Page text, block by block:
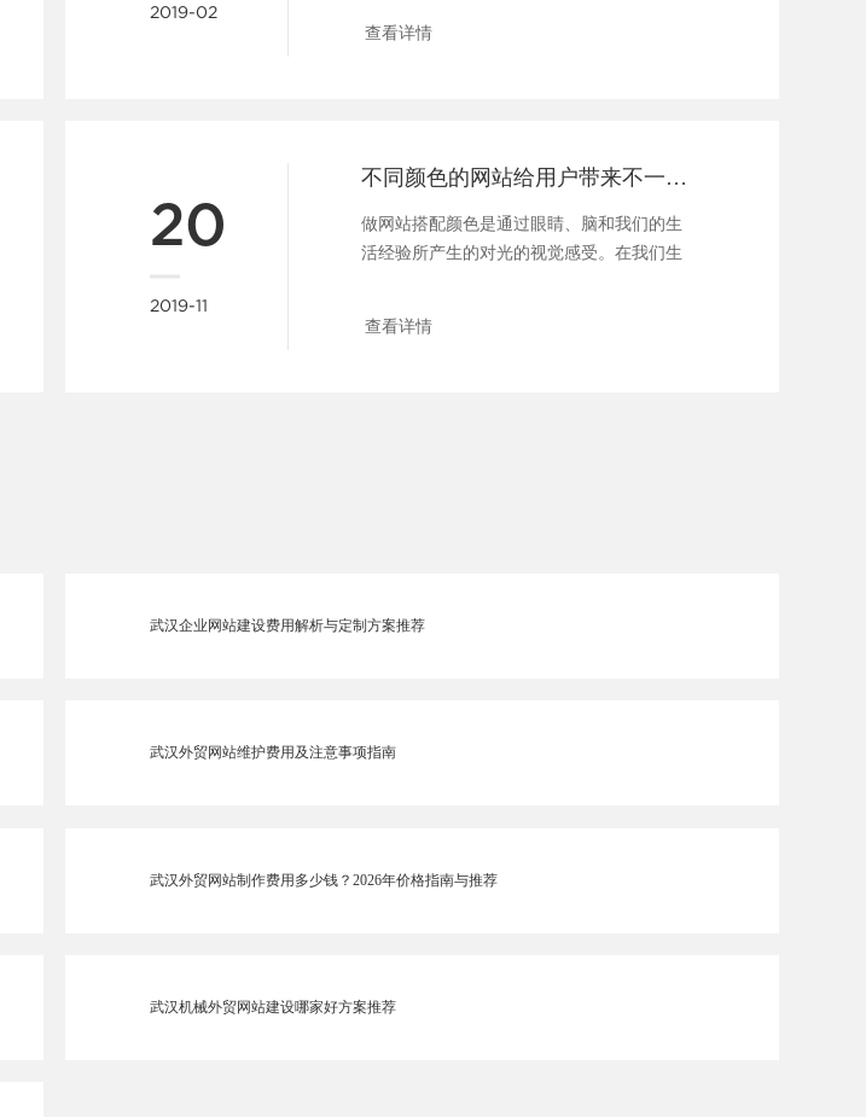
2019-02
查看详情
20
2019-11
不同颜色的网站给用户带来不一样的体验
做网站搭配颜色是通过眼睛、脑和我们的生
活经验所产生的对光的视觉感受。在我们生
查看详情
武汉企业网站建设费用解析与定制方案推荐
武汉外贸网站维护费用及注意事项指南
武汉外贸网站制作费用多少钱？2026年价格指南与推荐
武汉机械外贸网站建设哪家好方案推荐